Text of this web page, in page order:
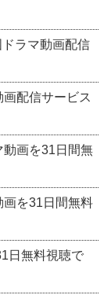
ドラマ動画配信
画配信サービス
動画を31日間無
画を31日間無料
日無料視聴で